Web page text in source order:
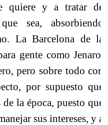
quiere y a tratar de
sea, absorbiendo
La Barcelona de la
gente como Jenaro,
pero sobre todo con
por supuesto que
la época, puesto que
sus intereses, y a